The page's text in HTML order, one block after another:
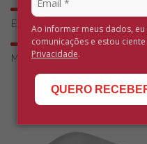
Ao informar meus dados,
comunicações e estou
Privacidade.
QUERO
Excelente vedação
Maior durabilidade para o